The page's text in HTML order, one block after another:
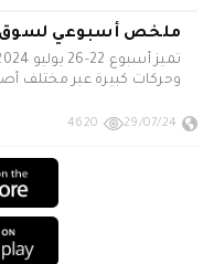
ملخص أسبوعي لسوق
وحركات كبيرة عبر مختلف
29/07/24
4620